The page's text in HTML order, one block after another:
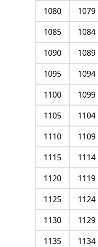
1079
1080
1084
1085
1089
1090
1094
1095
1099
1100
1104
1105
1109
1110
1114
1115
1119
1120
1124
1125
1129
1130
1134
1135